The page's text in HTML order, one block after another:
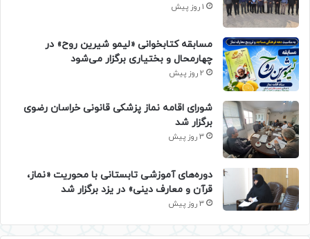
1 روز پیش
مسابقه کتابخوانی «لیمو شیرین روح» در
چهارمحال و بختیاری برگزار می‌شود
2 روز پیش
شورای اقامه نماز پزشکی قانونی خراسان رضوی
برگزار شد
3 روز پیش
دوره‌های آموزشی تابستانی با محوریت «نماز،
قرآن و معارف دینی» در یزد برگزار شد
3 روز پیش